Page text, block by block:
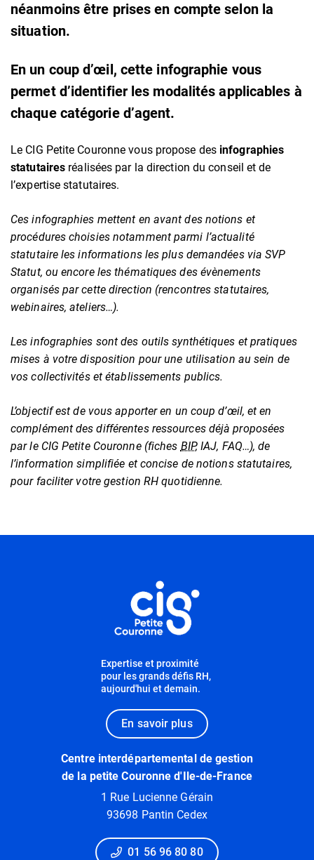
néanmoins être prises en compte selon la
situation.
En un coup d’œil, cette infographie vous
permet d’identifier les modalités applicables à
chaque catégorie d’agent.
Le CIG Petite Couronne vous propose des infographies
statutaires réalisées par la direction du conseil et de
l’expertise statutaires.
Ces infographies mettent en avant des notions et
procédures choisies notamment parmi l’actualité
statutaire les informations les plus demandées via SVP
Statut, ou encore les thématiques des évènements
organisés par cette direction (rencontres statutaires,
webinaires, ateliers…).
Les infographies sont des outils synthétiques et pratiques
mises à votre disposition pour une utilisation au sein de
vos collectivités et établissements publics.
L’objectif est de vous apporter en un coup d’œil, et en
complément des différentes ressources déjà proposées
par le CIG Petite Couronne (fiches BIP, IAJ, FAQ…), de
l’information simplifiée et concise de notions statutaires,
pour faciliter votre gestion RH quotidienne.
Expertise et proximité
pour les grands défis RH,
aujourd'hui et demain.
En savoir plus
Centre interdépartemental de gestion
de la petite Couronne d'Ile-de-France
1 Rue Lucienne Gérain
93698 Pantin Cedex
01 56 96 80 80